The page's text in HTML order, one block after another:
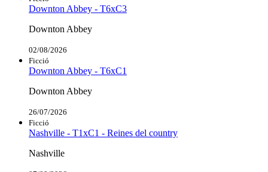
Downton Abbey - T6xC3
Downton Abbey
02/08/2026
Ficció
Downton Abbey - T6xC1
Downton Abbey
26/07/2026
Ficció
Nashville - T1xC1 - Reines del country
Nashville